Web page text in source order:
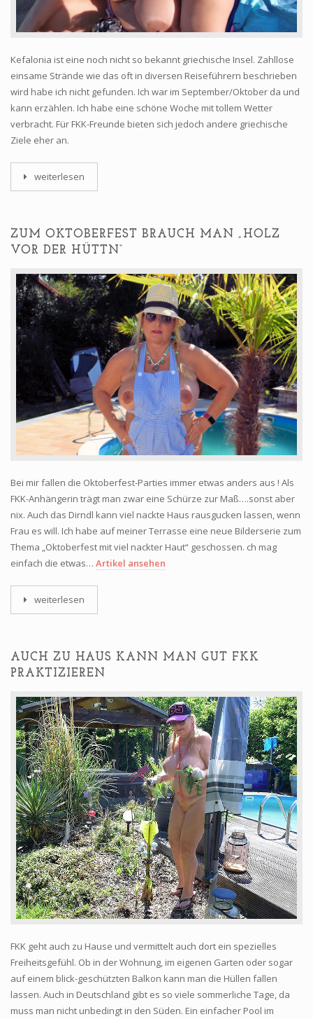
Kefalonia ist eine noch nicht so bekannt griechische Insel. Zahllose
einsame Strände wie das oft in diversen Reiseführern beschrieben
wird habe ich nicht gefunden. Ich war im September/Oktober da und
kann erzählen. Ich habe eine schöne Woche mit tollem Wetter
verbracht. Für FKK-Freunde bieten sich jedoch andere griechische
Ziele eher an.
weiterlesen
ZUM OKTOBERFEST BRAUCH MAN „HOLZ
VOR DER HÜTTN“
Bei mir fallen die Oktoberfest-Parties immer etwas anders aus ! Als
FKK-Anhängerin trägt man zwar eine Schürze zur Maß….sonst aber
nix. Auch das Dirndl kann viel nackte Haus rausgucken lassen, wenn
Frau es will. Ich habe auf meiner Terrasse eine neue Bilderserie zum
Thema „Oktoberfest mit viel nackter Haut“ geschossen. ch mag
einfach die etwas… Artikel ansehen
weiterlesen
AUCH ZU HAUS KANN MAN GUT FKK
PRAKTIZIEREN
FKK geht auch zu Hause und vermittelt auch dort ein spezielles
Freiheitsgefühl. Ob in der Wohnung, im eigenen Garten oder sogar
auf einem blick-geschützten Balkon kann man die Hüllen fallen
lassen. Auch in Deutschland gibt es so viele sommerliche Tage, da
muss man nicht unbedingt in den Süden. Ein einfacher Pool im